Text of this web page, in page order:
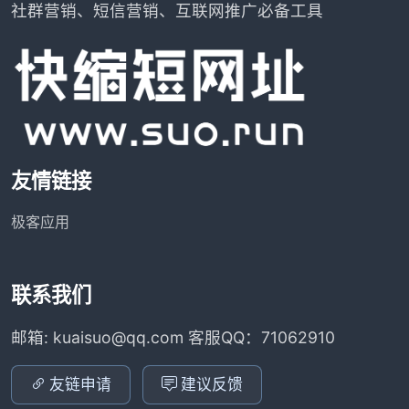
社群营销、短信营销、互联网推广必备工具
友情链接
极客应用
联系我们
邮箱: kuaisuo@qq.com 客服QQ：71062910
友链申请 建议反馈